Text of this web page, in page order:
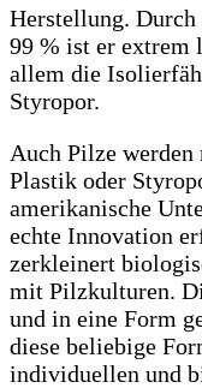
Herstellung.
99 % ist er extrem
allem die
Styropor.
Auch Pilze
Plastik oder
amerikanische
echte Innovation
zerkleinert
mit Pilzkulturen.
und in eine Form
diese beliebige
individuellen und